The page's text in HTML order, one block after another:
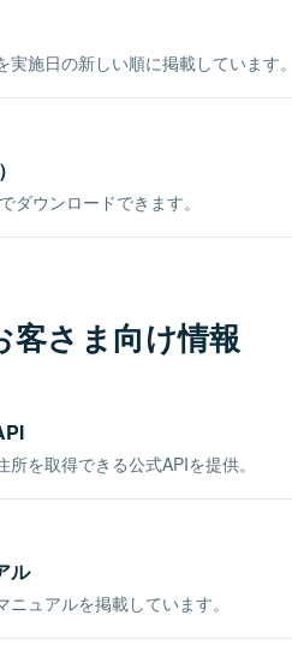
施日の新しい順に掲載しています。
ダウンロードできます。
客さま向け情報
を取得できる公式APIを提供。
ル
ュアルを掲載しています。